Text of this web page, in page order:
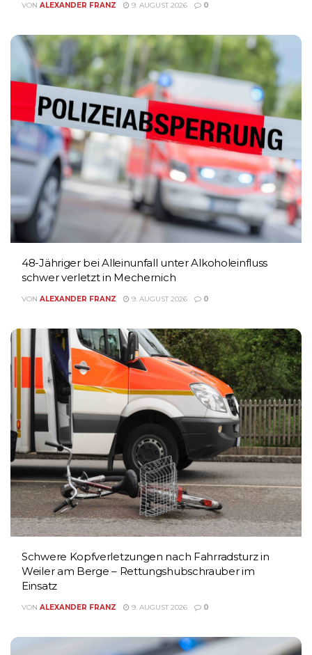
VON ALEXANDER FRANZ 9. AUGUST 2026 0
48-Jähriger bei Alleinunfall unter Alkoholeinfluss
schwer verletzt in Mechernich
VON ALEXANDER FRANZ 9. AUGUST 2026 0
Schwere Kopfverletzungen nach Fahrradsturz in
Weiler am Berge – Rettungshubschrauber im
Einsatz
VON ALEXANDER FRANZ 9. AUGUST 2026 0